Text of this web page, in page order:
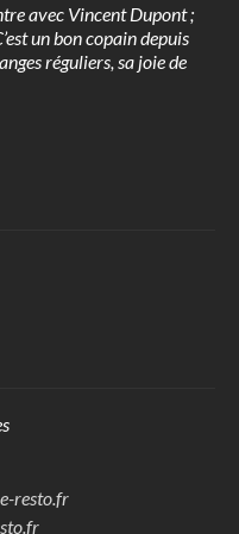
avec Vincent Dupont ;
un bon copain depuis
réguliers, sa joie de
resto.fr